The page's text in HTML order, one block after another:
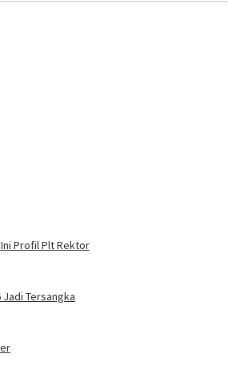
Profil Plt Rektor
Tersangka